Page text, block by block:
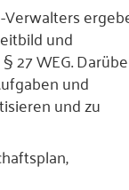
und
27 WEG.
und
und zu